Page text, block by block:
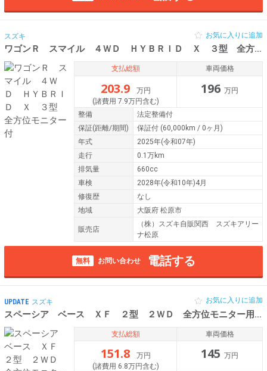
スズキ
ワゴンＲ スマイル ４ＷＤ ＨＹＢＲＩＤ Ｘ ３型 全方位モニター付
お気に入りに追加
支払総額
203.9
万円
(諸費用 7.9万円含む)
車両価格
196 万円
整備
法定整備付
保証(距離/期間) 保証付 (60,000km / 0ヶ月)
年式
2025年(令和07年)
走行
0.1万km
排気量
660cc
車検
2028年(令和10年)4月
修復歴
なし
地域
大阪府 松原市
販売店
（株）スズキ自販関西 スズキアリー
ナ松原
無料 お問い合わせ 電話する
UPDATE スズキ
スペーシア ベース ＸＦ ２型 ２ＷＤ 全方位モニター用カメ
お気に入りに追加
支払総額
151.8
万円
(諸費用 6.8万円含む)
車両価格
145 万円